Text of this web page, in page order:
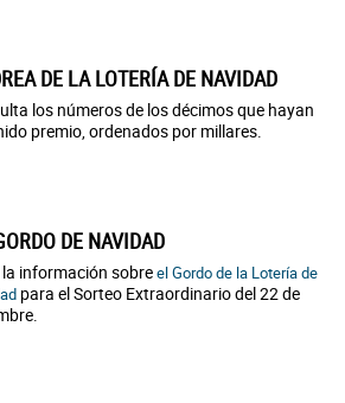
DE LA LOTERÍA DE NAVIDAD
los números de los décimos que hayan
premio, ordenados por millares.
DE NAVIDAD
la información sobreel Gordo de la Lotería de
para el Sorteo Extraordinario del 22 de